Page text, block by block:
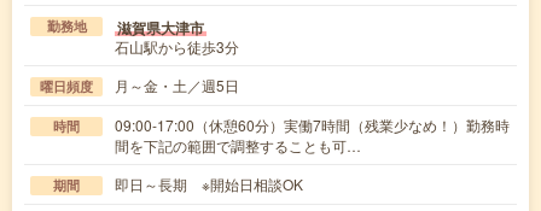
勤務地 滋賀県大津市
石山駅から徒歩3分
曜日頻度 月～金・土／週5日
時間
09:00-17:00（休憩60分）実働7時間（残業少なめ！）勤務時
間を下記の範囲で調整することも可…
期間 即日～長期 ※開始日相談OK